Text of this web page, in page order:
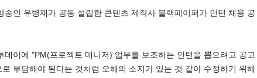
송인 유병재가 공동 설립한 콘텐츠 제작사 블랙페이퍼가 인턴 채용 공
데이에 "PM(프로젝트 매니저) 업무를 보조하는 인턴을 뽑으려고 공고
부담해야 된다는 것처럼 오해의 소지가 있는 것 같아 수정하기 위해